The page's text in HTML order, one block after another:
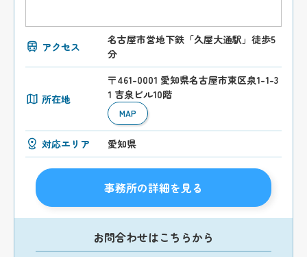
アクセス
名古屋市営地下鉄「久屋大通駅」徒歩5
分
所在地
〒461-0001 愛知県名古屋市東区泉1-1-3
1 吉泉ビル10階
MAP
対応エリア 愛知県
事務所の詳細を見る
お問合わせはこちらから